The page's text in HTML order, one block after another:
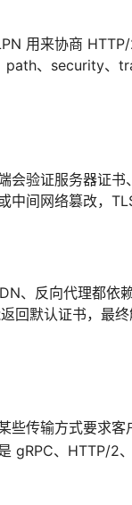
用来协商
path、security、
会验证服务器证
间网络篡改，
、反向代理都依
回默认证书，最
些传输方式要求
gRPC、HTTP/2